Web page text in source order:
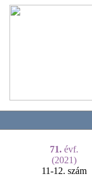
71. évf.
(2021)
11-12. szám